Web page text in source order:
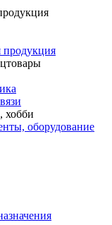
продукция
хобби
оборудование